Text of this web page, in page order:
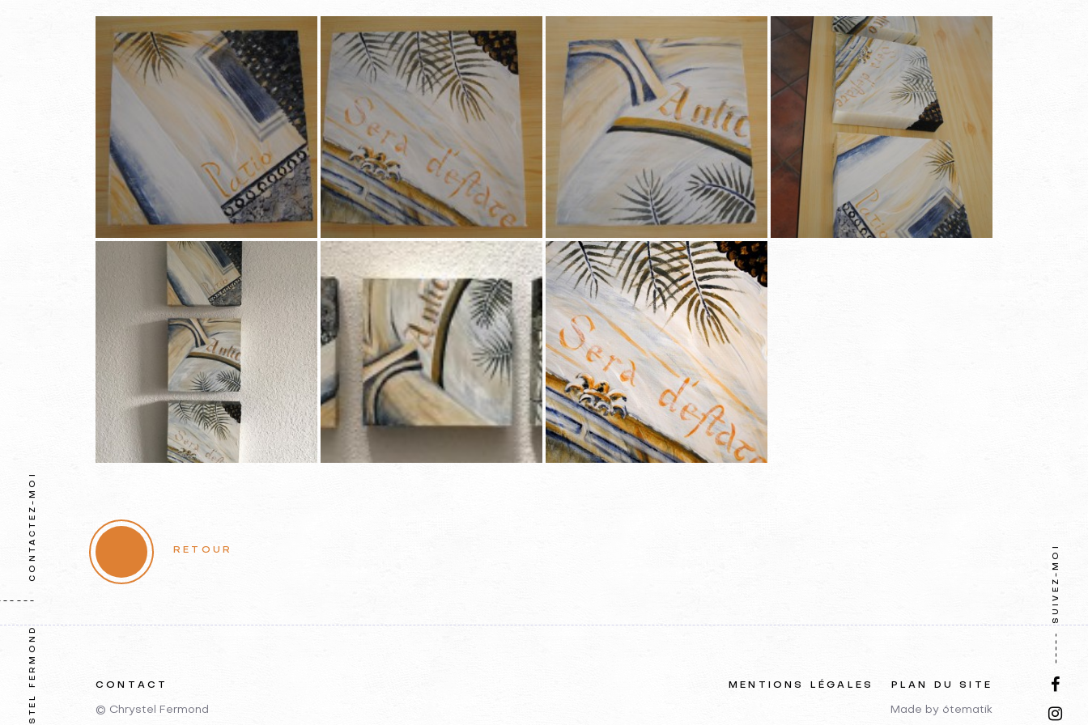
CHRYSTEL FERMOND
CONTACTEZ-MOI
SUIVEZ-MOI
RETOUR
CONTACT
© Chrystel Fermond
MENTIONS LÉGALES PLAN DU SITE
Made by 6tematik